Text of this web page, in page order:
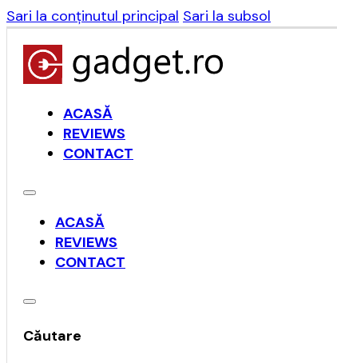
Sari la conținutul principal Sari la subsol
ACASĂ
REVIEWS
CONTACT
ACASĂ
REVIEWS
CONTACT
Căutare